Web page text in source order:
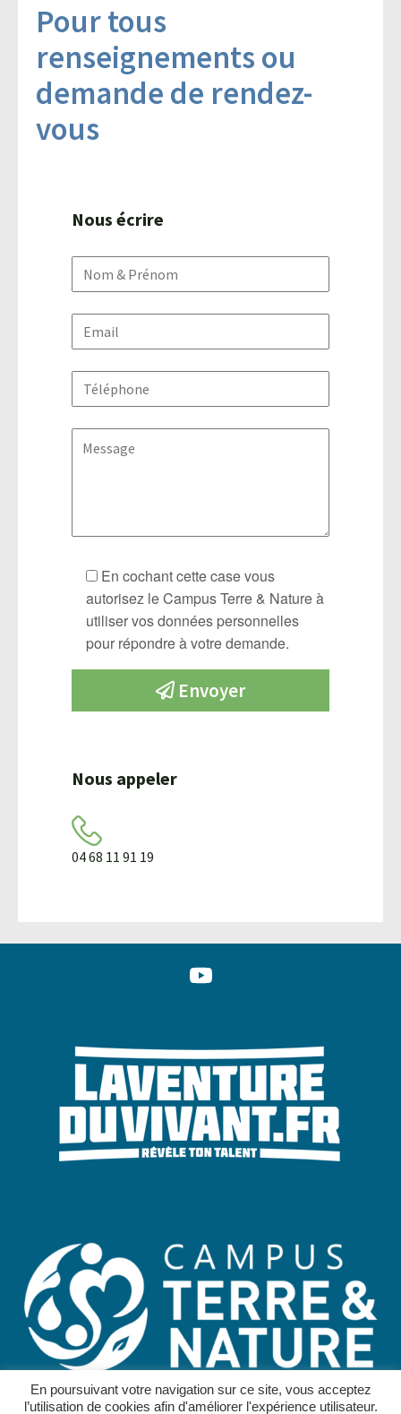
Pour tous
renseignements ou
demande de rendez-
vous
Nous écrire
En cochant cette case vous
autorisez le Campus Terre & Nature à
utiliser vos données personnelles
pour répondre à votre demande.
Envoyer
Nous appeler
04 68 11 91 19
En poursuivant votre navigation sur ce site, vous acceptez
l’utilisation de cookies afin d'améliorer l'expérience utilisateur.